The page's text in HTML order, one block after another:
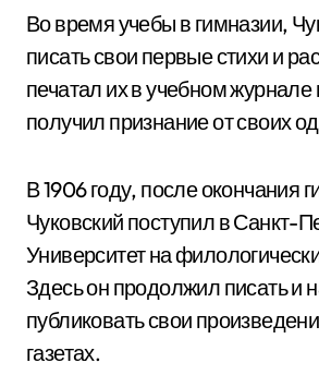
Во время учебы в гимназии,
писать свои первые стихи и
печатал их в учебном журнале
получил признание от своих
В 1906 году, после окончания
Чуковский поступил в Санкт-
Университет на
Здесь он продолжил писать и
публиковать свои
газетах.